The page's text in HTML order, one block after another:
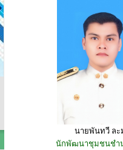
นายพันทวี ละ
นักพัฒนาชุมชนชำ